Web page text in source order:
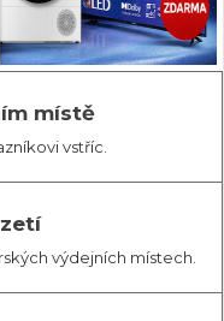
místě
vstříc.
výdejních místech.